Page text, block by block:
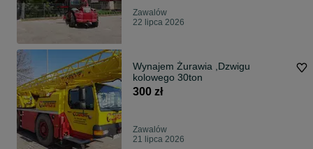
Zawalów
22 lipca 2026
Wynajem Żurawia ,Dzwigu
kolowego 30ton
300 zł
Zawalów
21 lipca 2026